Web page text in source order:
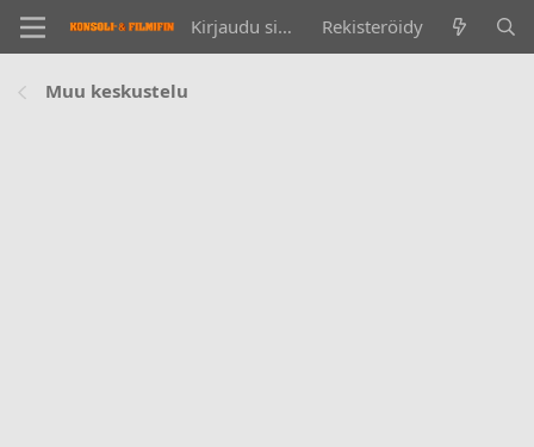
Kirjaudu sisään Rekisteröidy
Muu keskustelu